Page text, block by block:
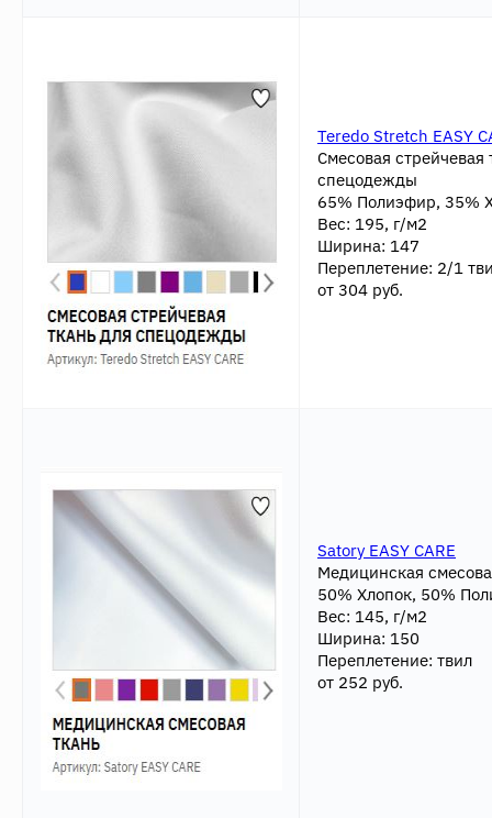
Teredo Stretch EASY
Cмесовая стрейчевая
спецодежды
65% Полиэфир, 35%
Вес: 195, г/м2
Ширина: 147
Переплетение: 2/1
от 304 руб.
Satory EASY CARE
Медицинская
50% Хлопок, 50%
Вес: 145, г/м2
Ширина: 150
Переплетение: твил
от 252 руб.